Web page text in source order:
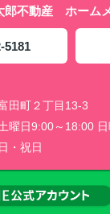
郎不動産 ホーム
5181
田町２丁目13-3
曜日9:00～18:00
・祝日